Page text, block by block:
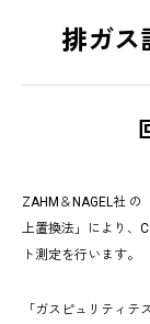
排ガス
ZAHM＆NAGEL社
上置換法」により、
ト測定を行います。
「ガスピュリティテ